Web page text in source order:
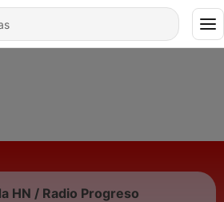
HN / Radio Progreso